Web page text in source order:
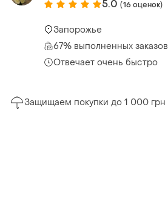
5.0 (16 оценок)
Запорожье
67% выполненных заказов
Отвечает очень быстро
Защищаем покупки до 1 000 грн